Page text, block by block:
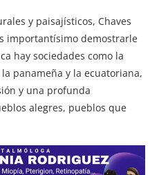
y paisajísticos, Chaves
importantísimo demostrarle
hay sociedades como la
panameña y la ecuatoriana,
y una profunda
alegres, pueblos que